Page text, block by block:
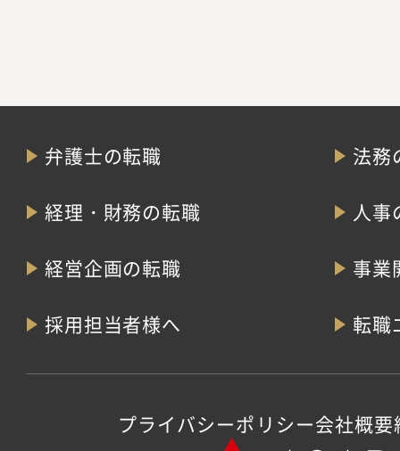
弁護士の転職 法務
経理・財務の転職 人事
経営企画の転職 事業
採用担当者様へ 転職
プライバシーポリシー会社概要